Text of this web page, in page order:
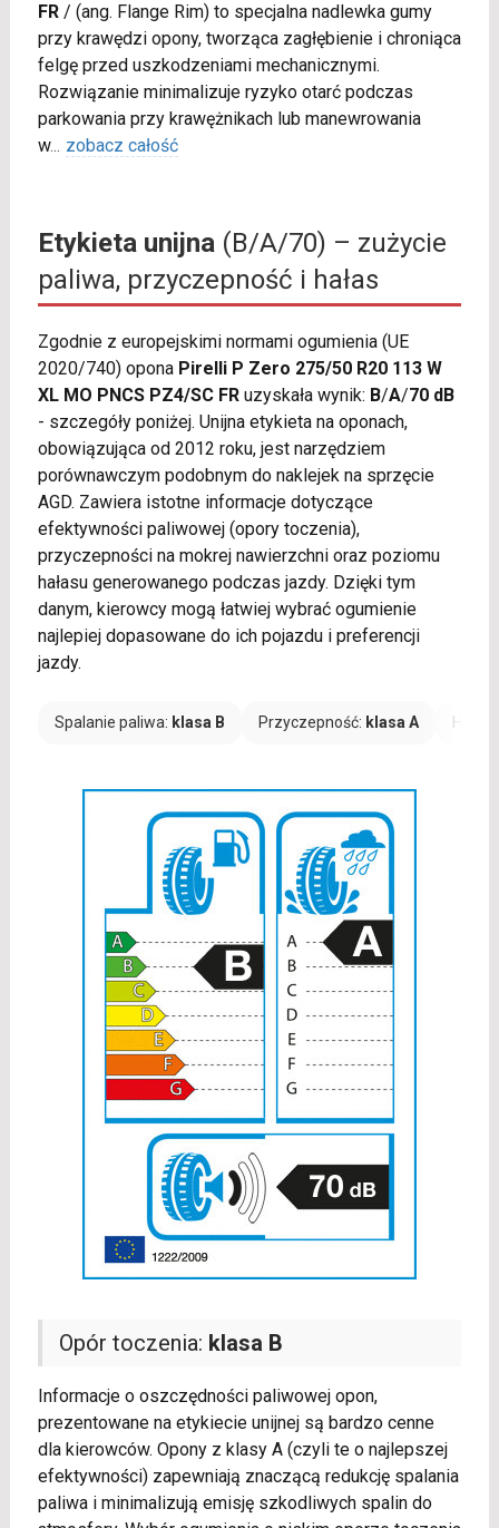
FR/ (ang. Flange Rim) to specjalna nadlewka gumy
przy krawędzi opony, tworząca zagłębienie i chroniąca
felgę przed uszkodzeniami mechanicznymi.
Rozwiązanie minimalizuje ryzyko otarć podczas
parkowania przy krawężnikach lub manewrowania
w... zobacz całość
Etykieta unijna(B/A/70) – zużycie
paliwa, przyczepność i hałas
Zgodnie z europejskimi normami ogumienia (UE
2020/740) opona Pirelli P Zero 275/50 R20 113 W
XL MO PNCS PZ4/SC FRuzyskała wynik: B/A/70 dB
- szczegóły poniżej. Unijna etykieta na oponach,
obowiązująca od 2012 roku, jest narzędziem
porównawczym podobnym do naklejek na sprzęcie
AGD. Zawiera istotne informacje dotyczące
efektywności paliwowej (opory toczenia),
przyczepności na mokrej nawierzchni oraz poziomu
hałasu generowanego podczas jazdy. Dzięki tym
danym, kierowcy mogą łatwiej wybrać ogumienie
najlepiej dopasowane do ich pojazdu i preferencji
jazdy.
Spalanie paliwa: klasa B Przyczepność: klasa A Hałas:
Opór toczenia: klasa B
Informacje o oszczędności paliwowej opon,
prezentowane na etykiecie unijnej są bardzo cenne
dla kierowców. Opony z klasy A (czyli te o najlepszej
efektywności) zapewniają znaczącą redukcję spalania
paliwa i minimalizują emisję szkodliwych spalin do